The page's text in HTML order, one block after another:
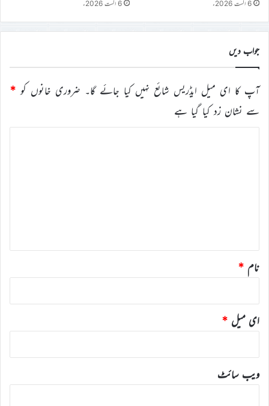
6 اگست 2026ء 6 اگست 2026ء
جواب دیں
آپ کا ای میل ایڈریس شائع نہیں کیا جائے گا۔ ضروری خانوں کو *
سے نشان زد کیا گیا ہے
نام *
ای میل *
ویب‌ سائٹ